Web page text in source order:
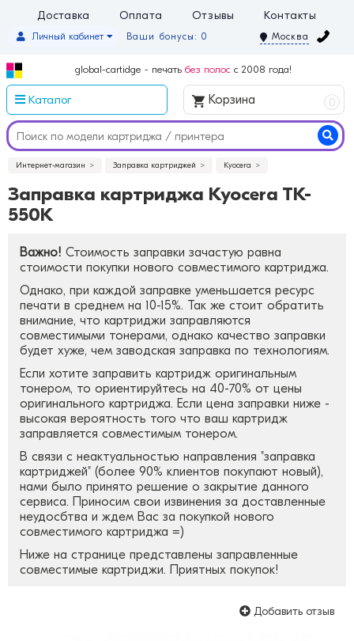
Доставка Оплата Отзывы Контакты
Ваши бонусы: 0
Личный кабинет Москва
global-cartidge - печать без полос с 2008 года!
Каталог Корзина 0
Интернет-магазин Заправка картриджей Kyocera
Заправка картриджа Kyocera TK-
550K
Важно! Стоимость заправки зачастую равна
стоимости покупки нового совместимого картриджа.
Однако, при каждой заправке уменьшается ресурс
печати в среднем на 10-15%. Так же стоит обратить
внимание, что картриджи заправляются
совместимыми тонерами, однако качество заправки
будет хуже, чем заводская заправка по технологиям.
Если хотите заправить картридж оригинальным
тонером, то ориентируйтесь на 40-70% от цены
оригинального картриджа. Если цена заправки ниже -
высокая вероятность того что ваш картридж
заправляется совместимым тонером.
В связи с неактуальностью направления "заправка
картриджей" (более 90% клиентов покупают новый),
нами было принято решение о закрытие данного
сервиса. Приносим свои извинения за доставленные
неудосбтва и ждем Вас за покупкой нового
совместимого картриджа =)
Ниже на странице представлены заправленные
совместимые картриджи. Приятных покупок!
Добавить отзыв